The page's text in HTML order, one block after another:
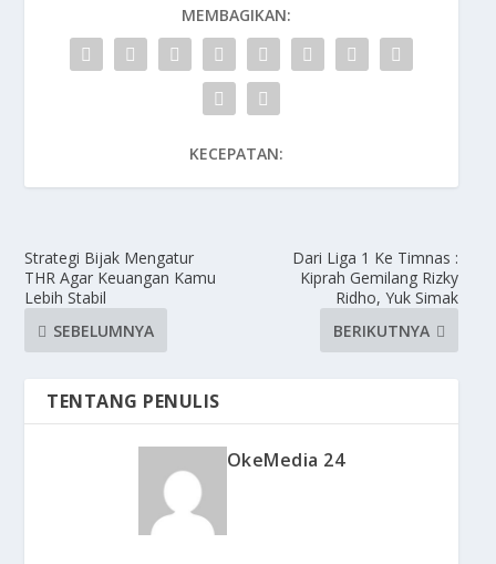
MEMBAGIKAN:
KECEPATAN:
Strategi Bijak Mengatur
THR Agar Keuangan Kamu
Lebih Stabil
SEBELUMNYA
Dari Liga 1 Ke Timnas :
Kiprah Gemilang Rizky
Ridho, Yuk Simak
BERIKUTNYA
TENTANG PENULIS
OkeMedia 24